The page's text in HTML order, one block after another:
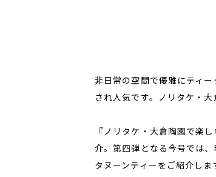
非日常の空間で優雅にティ
され人気です。ノリタケ・
『ノリタケ・大倉陶園で楽
介。第四弾となる今号では
タヌーンティーをご紹介しま